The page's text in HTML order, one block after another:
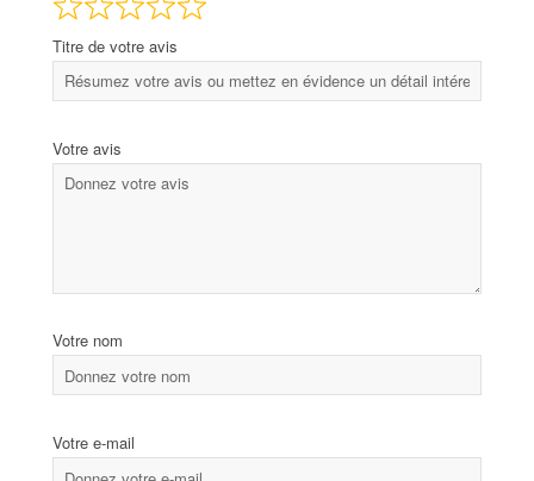
Titre de votre avis
Votre avis
Votre nom
Votre e-mail